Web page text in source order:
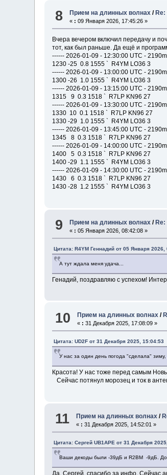
8 Прием на длинных волнах /
« : 09 Января 2026, 17:45:26 »
Вчера вечером включил передачу и
тот, как был раньше. Да ещё и
------ 2026-01-09 - 12:30:00 UTC -
1230 -25 0.8 1555 ` R4YM LO36 3
------ 2026-01-09 - 13:00:00 UTC -
1300 -26 1.0 1555 ` R4YM LO36 3
------ 2026-01-09 - 13:15:00 UTC -
1315 9 0.3 1518 ` R7LP KN96 27
------ 2026-01-09 - 13:30:00 UTC -
1330 10 0.1 1518 ` R7LP KN96 27
1330 -29 1.0 1555 ` R4YM LO36 3
------ 2026-01-09 - 13:45:00 UTC -
1345 8 0.3 1518 ` R7LP KN96 27
------ 2026-01-09 - 14:00:00 UTC -
1400 5 0.3 1518 ` R7LP KN96 27
1400 -29 1.1 1555 ` R4YM LO36 3
------ 2026-01-09 - 14:30:00 UTC -
1430 6 0.3 1518 ` R7LP KN96 27
1430 -28 1.2 1555 ` R4YM LO36 3
9 Прием на длинных волнах /
« : 05 Января 2026, 08:42:08 »
Цитата: R4YM Геннадий от 05 Января 2026,
А тут ждала меня удача...
Генадий, поздравляю с успехом!
10 Прием на длинных волнах /
« : 31 Декабря 2025, 17:08:09 »
Цитата: UD2F от 31 Декабря 2025, 15:04:53
У нас за один день погода "сделала"
Красота! У нас тоже перед самым
Сейчас потянул морозец и ток в
11 Прием на длинных волнах /
« : 31 Декабря 2025, 14:52:01 »
Цитата: Сергей UB1APE от 31 Декабря
Ваши декоды были -39дБ и R2BM -9дБ. До
Да, Сергей, спасибо за инфо. Сейчас